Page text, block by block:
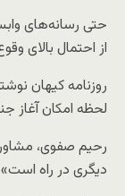
حتی رسانه‌های
از احتمال بالای
روزنامه کیهان
لحظه امکان آغاز
رحیم صفوی،
دیگری در راه